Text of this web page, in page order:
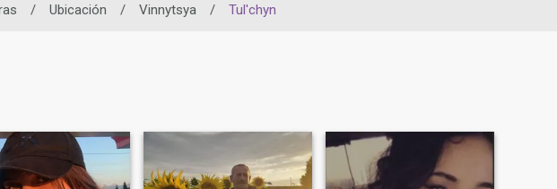
/ Ubicación / Vinnytsya / Tul'chyn